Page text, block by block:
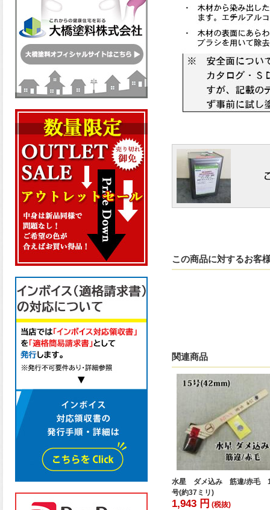
この商品に対するお客
関連商品
水星 ダメ込み 筋違/赤毛
号(約37ミリ)
1,943 円 (税抜)